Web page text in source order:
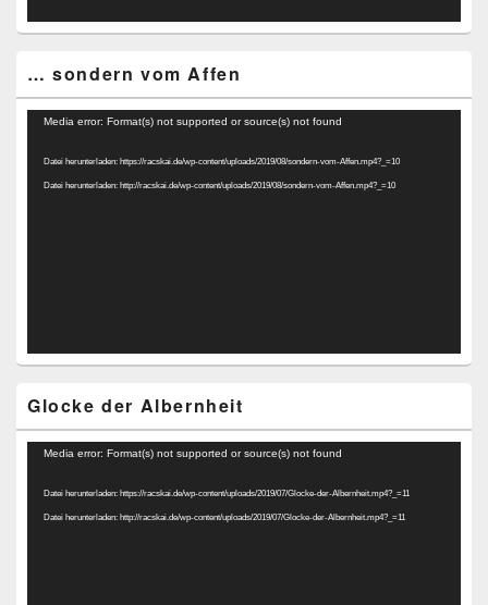
… sondern vom Affen
Video-
Media error: Format(s) not supported or source(s) not found
Datei herunterladen: https://racskai.de/wp-content/uploads/2019/08/sondern-vom-Affen.mp4?_=10
Datei herunterladen: http://racskai.de/wp-content/uploads/2019/08/sondern-vom-Affen.mp4?_=10
Glocke der Albernheit
Video-
Media error: Format(s) not supported or source(s) not found
Datei herunterladen: https://racskai.de/wp-content/uploads/2019/07/Glocke-der-Albernheit.mp4?_=11
Datei herunterladen: http://racskai.de/wp-content/uploads/2019/07/Glocke-der-Albernheit.mp4?_=11